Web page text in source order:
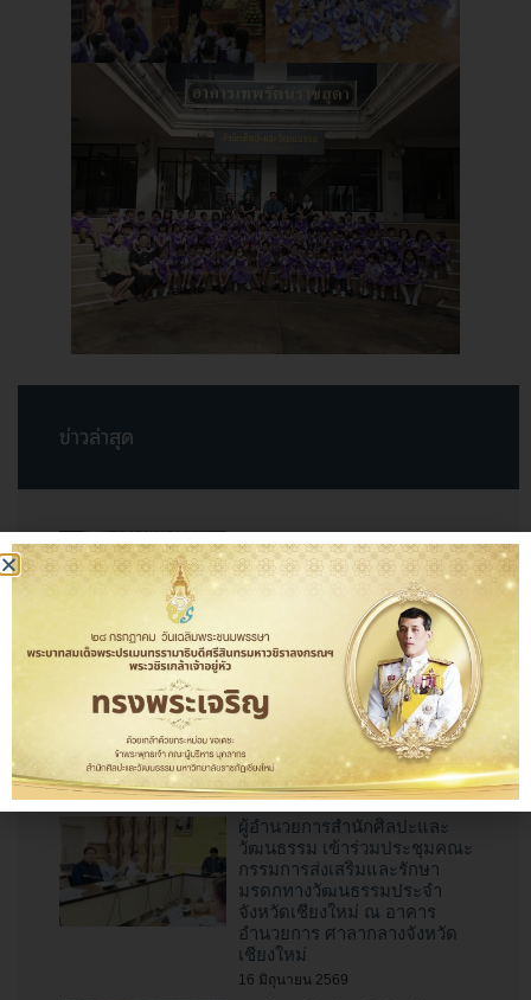
ข่าวล่าสุด
การประกวด “สุดยอดกลอง
สะบัดชัย ราชภัฏเชียงใหม่”
สำนักศิลปะและวัฒนธรรม
มหาวิทยาลัยราชภัฏเชียงใหม่
ร่วมเป็นเจ้าภาพจัดงาน “ป๋าเวณี
ทำบุญตักบาตรเจ้าพ่อช้างเผือก”
ไหว้สาพญาช้างเผือกหัวเวียง
เชียงใหม่ ปี พ.ศ. 2569
16 มิถุนายน 2569
ผู้อำนวยการสำนักศิลปะและ
วัฒนธรรม เข้าร่วมประชุมคณะ
กรรมการส่งเสริมและรักษา
มรดกทางวัฒนธรรมประจำ
จังหวัดเชียงใหม่ ณ อาคาร
อำนวยการ ศาลากลางจังหวัด
เชียงใหม่
16 มิถุนายน 2569